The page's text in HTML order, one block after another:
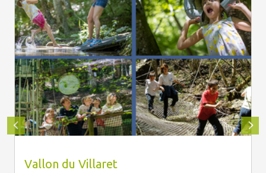
Vallon du Villaret